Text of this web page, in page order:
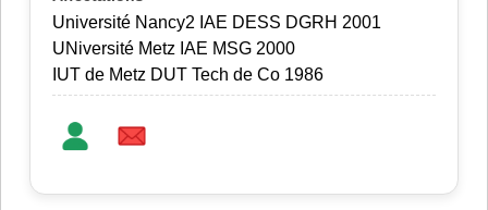
Université Nancy2 IAE DESS DGRH 2001
UNiversité Metz IAE MSG 2000
IUT de Metz DUT Tech de Co 1986